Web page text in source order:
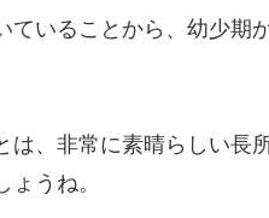
ていることから、幼少期
は、非常に素晴らしい長
うね。